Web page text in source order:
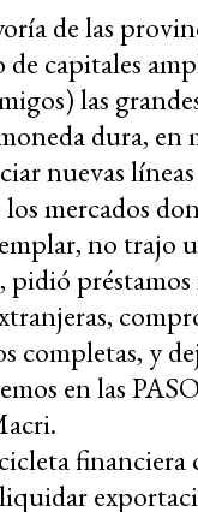
de las
capitales
las
dura, en
nuevas
mercados
no trajo
pidió
completas, y
en las